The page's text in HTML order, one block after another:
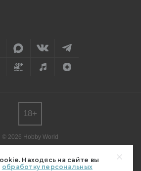
Находясь на сайте вы
обработку персональных
© 2026 Hobby World
редакции.
не совпадать с мнением редакции.
18+